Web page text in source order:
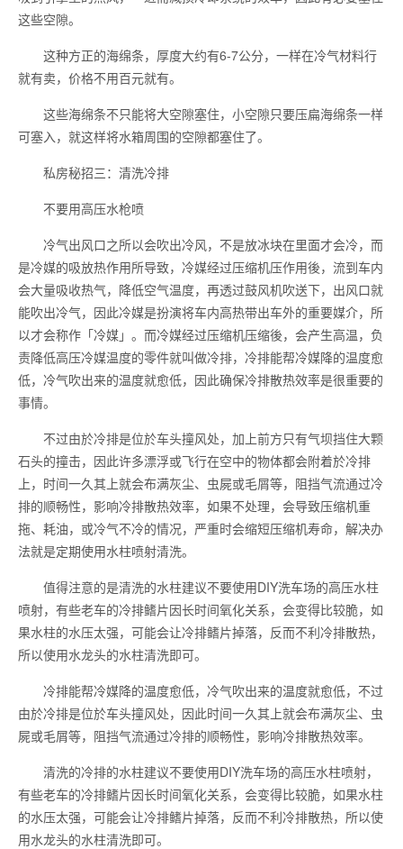
这些空隙。
这种方正的海绵条，厚度大约有6-7公分，一样在冷气材料行
就有卖，价格不用百元就有。
这些海绵条不只能将大空隙塞住，小空隙只要压扁海绵条一样
可塞入，就这样将水箱周围的空隙都塞住了。
私房秘招三：清洗冷排
不要用高压水枪喷
冷气出风口之所以会吹出冷风，不是放冰块在里面才会冷，而
是冷媒的吸放热作用所导致，冷媒经过压缩机压作用後，流到车内
会大量吸收热气，降低空气温度，再透过鼓风机吹送下，出风口就
能吹出冷气，因此冷媒是扮演将车内高热带出车外的重要媒介，所
以才会称作「冷媒」。而冷媒经过压缩机压缩後，会产生高温，负
责降低高压冷媒温度的零件就叫做冷排，冷排能帮冷媒降的温度愈
低，冷气吹出来的温度就愈低，因此确保冷排散热效率是很重要的
事情。
不过由於冷排是位於车头撞风处，加上前方只有气坝挡住大颗
石头的撞击，因此许多漂浮或飞行在空中的物体都会附着於冷排
上，时间一久其上就会布满灰尘、虫屍或毛屑等，阻挡气流通过冷
排的顺畅性，影响冷排散热效率，如果不处理，会导致压缩机重
拖、耗油，或冷气不冷的情况，严重时会缩短压缩机寿命，解决办
法就是定期使用水柱喷射清洗。
值得注意的是清洗的水柱建议不要使用DIY洗车场的高压水柱
喷射，有些老车的冷排鳍片因长时间氧化关系，会变得比较脆，如
果水柱的水压太强，可能会让冷排鳍片掉落，反而不利冷排散热，
所以使用水龙头的水柱清洗即可。
冷排能帮冷媒降的温度愈低，冷气吹出来的温度就愈低，不过
由於冷排是位於车头撞风处，因此时间一久其上就会布满灰尘、虫
屍或毛屑等，阻挡气流通过冷排的顺畅性，影响冷排散热效率。
清洗的冷排的水柱建议不要使用DIY洗车场的高压水柱喷射，
有些老车的冷排鳍片因长时间氧化关系，会变得比较脆，如果水柱
的水压太强，可能会让冷排鳍片掉落，反而不利冷排散热，所以使
用水龙头的水柱清洗即可。